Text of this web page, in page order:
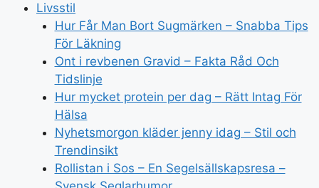
Livsstil
Hur Får Man Bort Sugmärken – Snabba Tips
För Läkning
Ont i revbenen Gravid – Fakta Råd Och
Tidslinje
Hur mycket protein per dag – Rätt Intag För
Hälsa
Nyhetsmorgon kläder jenny idag – Stil och
Trendinsikt
Rollistan i Sos – En Segelsällskapsresa –